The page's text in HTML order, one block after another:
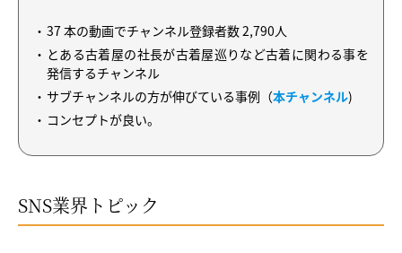
37 本の動画でチャンネル登録者数 2,790人
とある古着屋の社長が古着屋巡りなど古着に関わる事を
発信するチャンネル
サブチャンネルの方が伸びている事例（本チャンネル)
コンセプトが良い。
SNS業界トピック